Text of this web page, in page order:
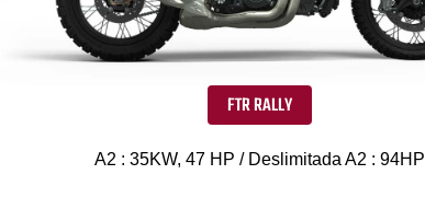
FTR RALLY
A2 : 35KW, 47 HP / Deslimitada A2 : 94HP